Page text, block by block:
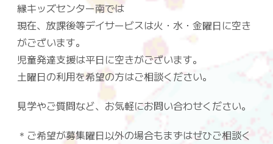
縁キッズセンター南では
現在、放課後等デイサービスは火・水・金曜日に空き
がございます。
児童発達支援は平日に空きがございます。
土曜日の利用を希望の方はご相談ください。
見学やご質問など、お気軽にお問い合わせください。
＊ご希望が募集曜日以外の場合もまずはぜひご相談く